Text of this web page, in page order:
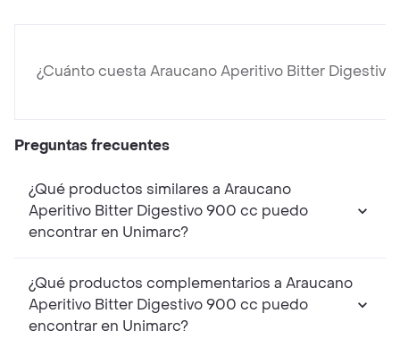
¿Cuánto cuesta Araucano Aperitivo Bitter
Preguntas frecuentes
¿Qué productos similares a Araucano
Aperitivo Bitter Digestivo 900 cc puedo
encontrar en Unimarc?
¿Qué productos complementarios a Araucano
Aperitivo Bitter Digestivo 900 cc puedo
encontrar en Unimarc?